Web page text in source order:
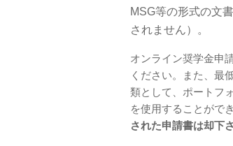
MSG等の形式の文
されません）。
オンライン奨学金申
ください。また、最
類として、ポートフ
を使用することがで
された申請書は却下